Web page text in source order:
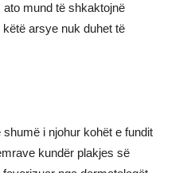
ato mund të shkaktojnë
arsye nuk duhet të
i njohur kohët e fundit
kundër plakjes së